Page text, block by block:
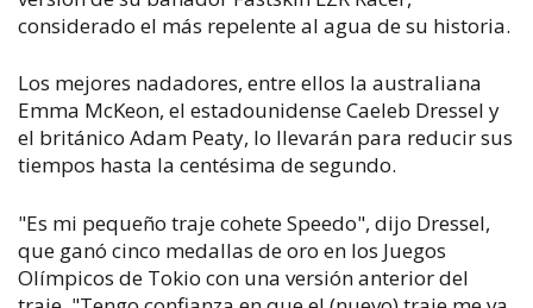
considerado el más repelente al agua de su historia.
Los mejores nadadores, entre ellos la australiana
Emma McKeon, el estadounidense Caeleb Dressel y
el británico Adam Peaty, lo llevarán para reducir sus
tiempos hasta la centésima de segundo.
"Es mi pequeño traje cohete Speedo", dijo Dressel,
que ganó cinco medallas de oro en los Juegos
Olímpicos de Tokio con una versión anterior del